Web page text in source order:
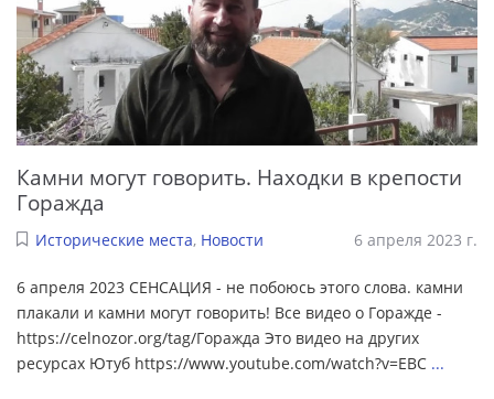
Камни могут говорить. Находки в крепости
Горажда
Исторические места, Новости 6 апреля 2023 г.
6 апреля 2023 СЕНСАЦИЯ - не побоюсь этого слова. камни
плакали и камни могут говорить! Все видео о Горажде -
https://celnozor.org/tag/Горажда Это видео на других
ресурсах Ютуб https://www.youtube.com/watch?v=EBC ...